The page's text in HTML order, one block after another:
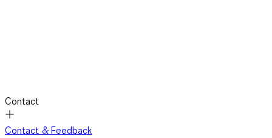
Contact
Contact & Feedback